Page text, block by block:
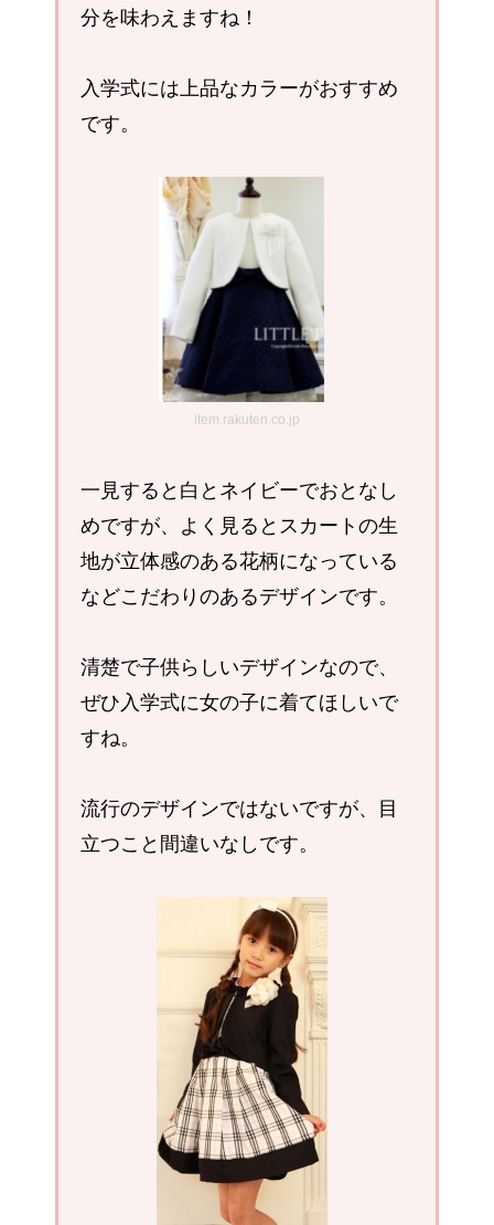
分を味わえますね！
入学式には上品なカラーがおすすめ
です。
item.rakuten.co.jp
一見すると白とネイビーでおとなし
めですが、よく見るとスカートの生
地が立体感のある花柄になっている
などこだわりのあるデザインです。
清楚で子供らしいデザインなので、
ぜひ入学式に女の子に着てほしいで
すね。
流行のデザインではないですが、目
立つこと間違いなしです。